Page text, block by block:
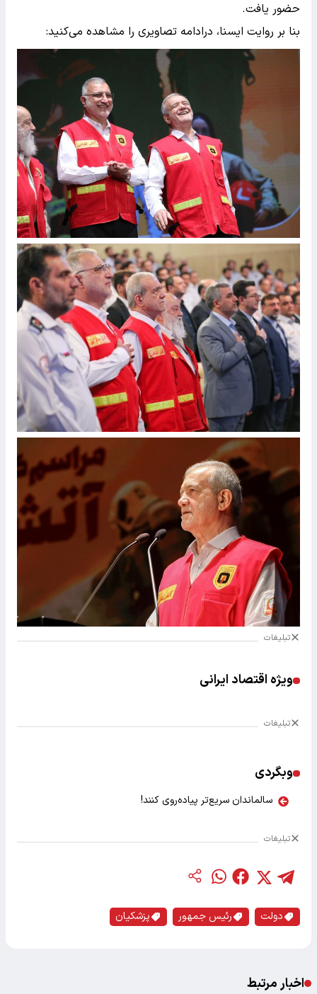
حضور یافت.
بنا بر روایت ایسنا، درادامه تصاویری را مشاهده می‌کنید:
تبلیغات
ویژه اقتصاد ایرانی
تبلیغات
وبگردی
سالماندان سریع‌تر پیاده‌روی کنند!
تبلیغات
دولت رئیس جمهور پزشکیان
اخبار مرتبط